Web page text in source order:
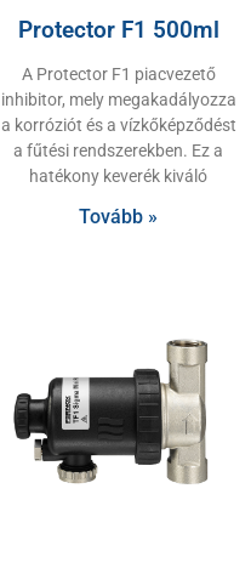
Protector F1 500ml
A Protector F1 piacvezető
inhibitor, mely megakadályozza
a korróziót és a vízkőképződést
a fűtési rendszerekben. Ez a
hatékony keverék kiváló
Tovább »